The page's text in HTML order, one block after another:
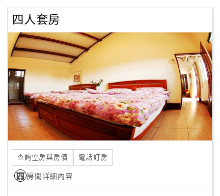
服
聯
單
Line
線
上
客
服
紅
利
查
四人套房
查詢空房與房價 電話訂房
房間詳細內容